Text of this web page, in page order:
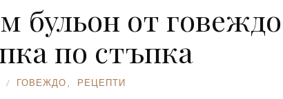
бульон от говеждо
по стъпка
ГОВЕЖДО РЕЦЕПТИ